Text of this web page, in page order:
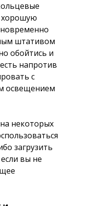
штативом
обойтись и
напротив
с
освещением
некоторых
загрузить
вы не